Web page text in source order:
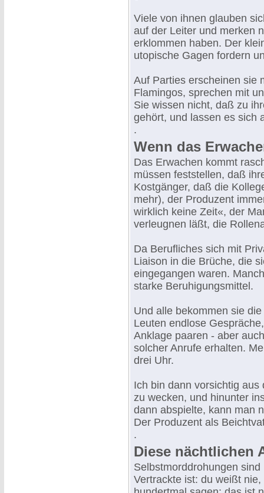
Viele von ihnen glauben
auf der Leiter und merken
erklommen haben. Der
utopische Gagen fordern
Auf Parties erscheinen sie
Flamingos, sprechen mit
Sie wissen nicht, daß zu
gehört, und lassen es sich
.
Wenn das
Das Erwachen kommt
müssen feststellen, daß
Kostgänger, daß die
mehr), der Produzent
wirklich keine Zeit«, der
verleugnen läßt, die
Da Berufliches sich mit
Liaison in die Brüche, die
eingegangen waren.
starke Beruhigungsmittel.
Und alle bekommen sie
Leuten endlose
Anklage paaren - aber
solcher Anrufe erhalten.
drei Uhr.
Ich bin dann vorsichtig
zu wecken, und hinunter
dann abspielte, kann man
Der Produzent als
.
Diese nächtlichen
Selbstmorddrohungen
Vertrackte ist: du weißt